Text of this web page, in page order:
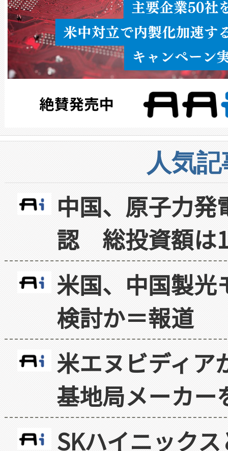
人気
中国、原子力
認 総投資額は
米国、中国製光
検討か＝報道
米エヌビディア
基地局メーカー
SKハイニック